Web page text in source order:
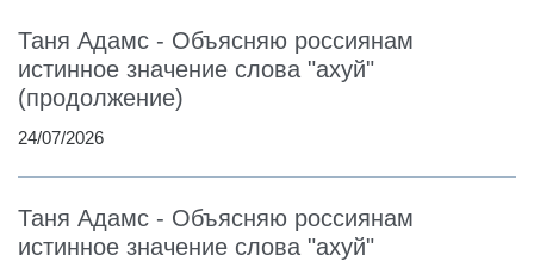
Таня Адамс - Объясняю россиянам
истинное значение слова "ахуй"
(продолжение)
24/07/2026
Таня Адамс - Объясняю россиянам
истинное значение слова "ахуй"